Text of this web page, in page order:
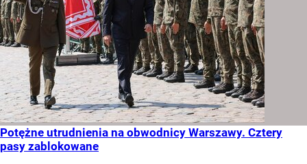
Potężne utrudnienia na obwodnicy Warszawy. Cztery
pasy zablokowane